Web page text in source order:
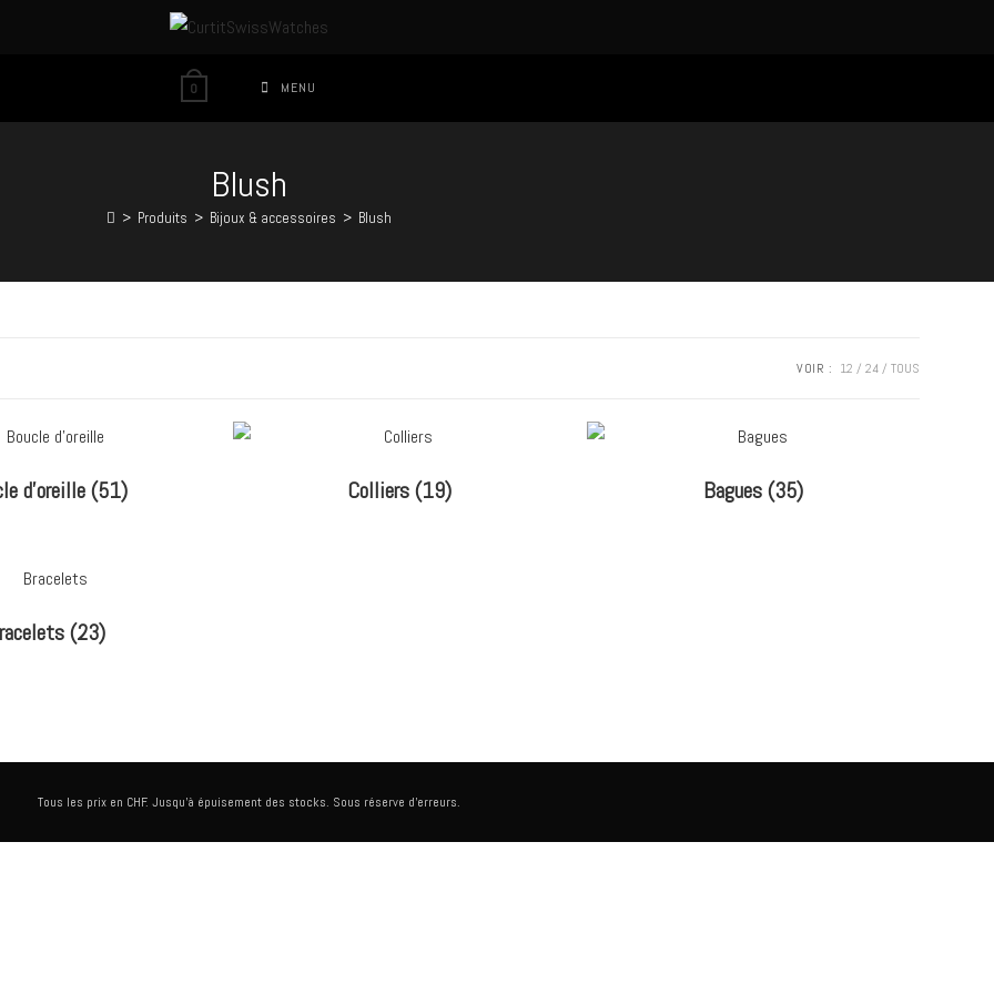
0 MENU
Blush
> Produits > Bijoux & accessoires > Blush
VOIR : 12 24 TOUS
d'oreille(51) Colliers(19) Bagues(35)
(23)
Tous les prix en CHF. Jusqu'à épuisement des stocks. Sous réserve d'erreurs.